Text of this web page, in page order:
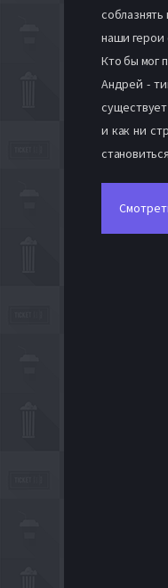
наши герои
Кто бы мог
Андрей -
и как ни